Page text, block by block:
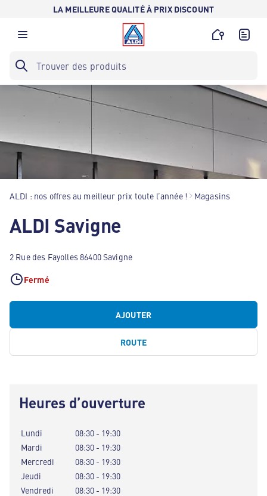
LA MEILLEURE QUALITÉ À PRIX DISCOUNT
ALDI : nos offres au meilleur prix toute l’année ! Magasins
ALDI Savigne
2 Rue des Fayolles 86400 Savigne
Fermé
AJOUTER
ROUTE
Heures d’ouverture
Lundi
08:30 - 19:30
Mardi
08:30 - 19:30
Mercredi
08:30 - 19:30
Jeudi
08:30 - 19:30
Vendredi
08:30 - 19:30